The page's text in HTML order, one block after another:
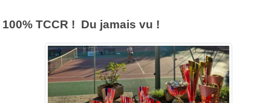
100% TCCR ! Du jamais vu !